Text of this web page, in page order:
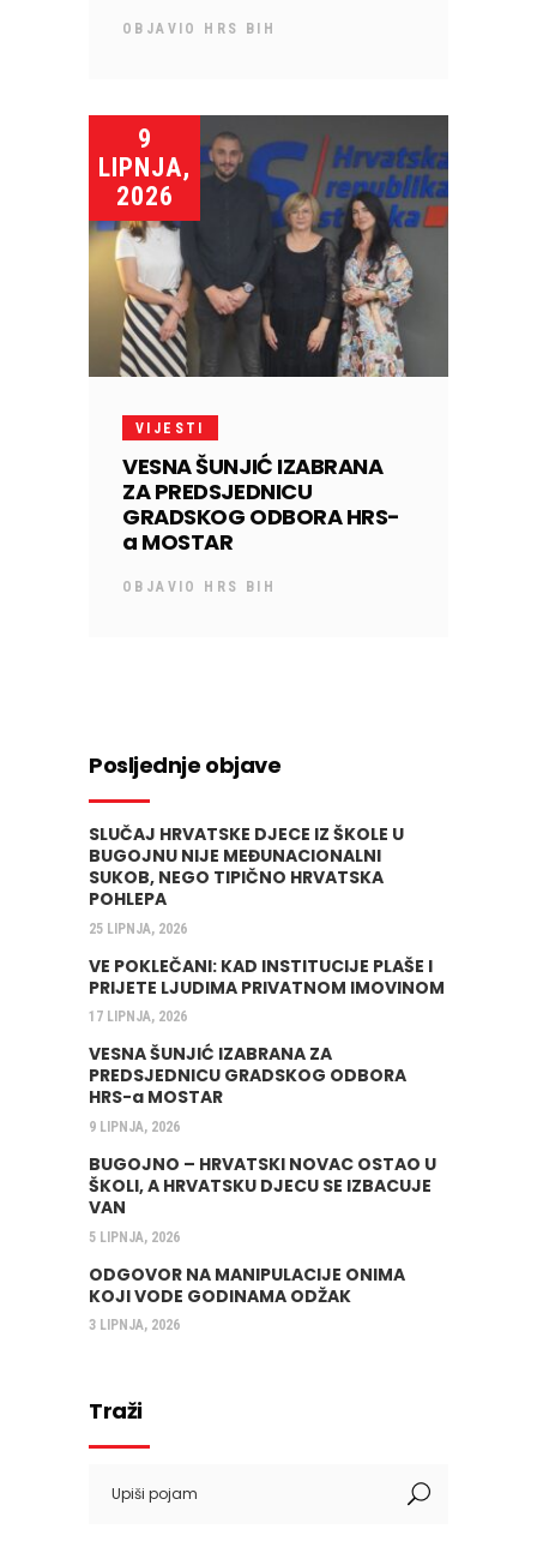
OBJAVIO HRS BIH
9
LIPNJA,
2026
VIJESTI
VESNA ŠUNJIĆ IZABRANA
ZA PREDSJEDNICU
GRADSKOG ODBORA HRS-
a MOSTAR
OBJAVIO HRS BIH
Posljednje objave
SLUČAJ HRVATSKE DJECE IZ ŠKOLE U
BUGOJNU NIJE MEĐUNACIONALNI
SUKOB, NEGO TIPIČNO HRVATSKA
POHLEPA
25 LIPNJA, 2026
VE POKLEČANI: KAD INSTITUCIJE PLAŠE I
PRIJETE LJUDIMA PRIVATNOM IMOVINOM
17 LIPNJA, 2026
VESNA ŠUNJIĆ IZABRANA ZA
PREDSJEDNICU GRADSKOG ODBORA
HRS-a MOSTAR
9 LIPNJA, 2026
BUGOJNO – HRVATSKI NOVAC OSTAO U
ŠKOLI, A HRVATSKU DJECU SE IZBACUJE
VAN
5 LIPNJA, 2026
ODGOVOR NA MANIPULACIJE ONIMA
KOJI VODE GODINAMA ODŽAK
3 LIPNJA, 2026
Traži
for: